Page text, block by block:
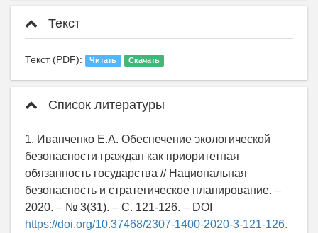
Текст
Текст (PDF): Читать Скачать
Список литературы
1. Иванченко Е.А. Обеспечение экологической
безопасности граждан как приоритетная
обязанность государства // Национальная
безопасность и стратегическое планирование. –
2020. – № 3(31). – С. 121-126. – DOI
https://doi.org/10.37468/2307-1400-2020-3-121-126.